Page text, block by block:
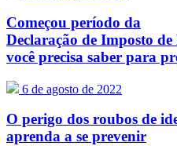
Começou período da
Declaração de Imposto
você precisa saber para
6 de agosto de 2022
O perigo dos roubos de
aprenda a se prevenir